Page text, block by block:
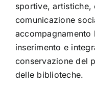
sportive, artistiche,
comunicazione
inserimento e
conservazione del
delle biblioteche.